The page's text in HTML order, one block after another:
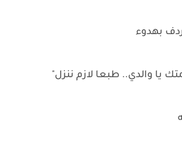
بهدوء
يا والدي.. طبعا لازم ننزل"